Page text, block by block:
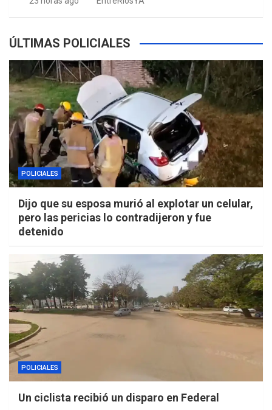
ÚLTIMAS POLICIALES
POLICIALES
Dijo que su esposa murió al explotar un celular,
pero las pericias lo contradijeron y fue
detenido
POLICIALES
Un ciclista recibió un disparo en Federal